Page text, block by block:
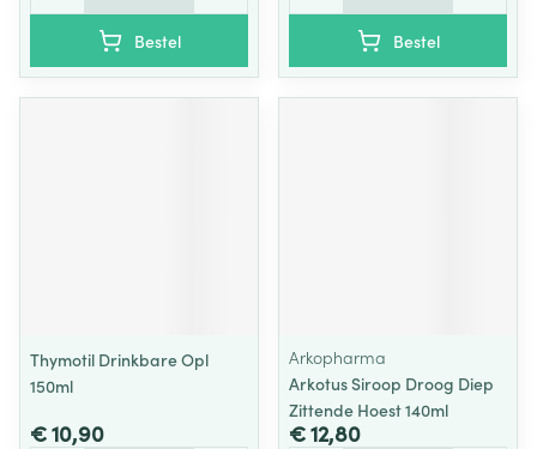
Bestel Bestel
Thymotil Drinkbare Opl
150ml
€ 10,90
Arkopharma
Arkotus Siroop Droog Diep
Zittende Hoest 140ml
€ 12,80